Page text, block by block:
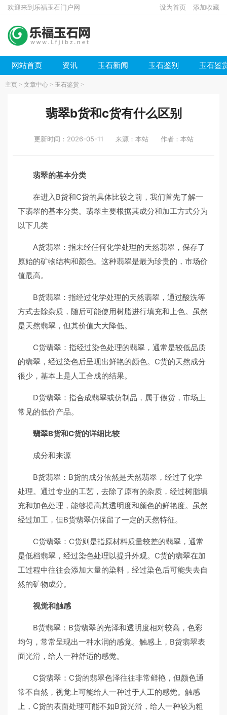
欢迎来到乐福玉石门户网 设为首页 添加收藏
网站首页 资讯 玉石新闻 玉石鉴别 玉石鉴
主页 > 文章中心 > 玉石鉴赏 >
翡翠b货和c货有什么区别
更新时间：2026-05-11 来源：本站 作者：本站
翡翠的基本分类
在进入B货和C货的具体比较之前，我们首先了解一
下翡翠的基本分类。翡翠主要根据其成分和加工方式分为
以下几类
A货翡翠：指未经任何化学处理的天然翡翠，保存了
原始的矿物结构和颜色。这种翡翠是最为珍贵的，市场价
值最高。
B货翡翠：指经过化学处理的天然翡翠，通过酸洗等
方式去除杂质，随后可能使用树脂进行填充和上色。虽然
是天然翡翠，但其价值大大降低。
C货翡翠：指经过染色处理的翡翠，通常是较低品质
的翡翠，经过染色后呈现出鲜艳的颜色。C货的天然成分
很少，基本上是人工合成的结果。
D货翡翠：指合成翡翠或仿制品，属于假货，市场上
常见的低价产品。
翡翠B货和C货的详细比较
成分和来源
B货翡翠：B货的成分依然是天然翡翠，经过了化学
处理。通过专业的工艺，去除了原有的杂质，经过树脂填
充和加色处理，能够提高其透明度和颜色的鲜艳度。虽然
经过加工，但B货翡翠仍保留了一定的天然特征。
C货翡翠：C货则是指原材料质量较差的翡翠，通常
是低档翡翠，经过染色处理以提升外观。C货的翡翠在加
工过程中往往会添加大量的染料，经过染色后可能失去自
然的矿物成分。
视觉和触感
B货翡翠：B货翡翠的光泽和透明度相对较高，色彩
均匀，常常呈现出一种水润的感觉。触感上，B货翡翠表
面光滑，给人一种舒适的感觉。
C货翡翠：C货的翡翠色泽往往非常鲜艳，但颜色通
常不自然，视觉上可能给人一种过于人工的感觉。触感
上，C货的表面处理可能不如B货光滑，给人一种较为粗